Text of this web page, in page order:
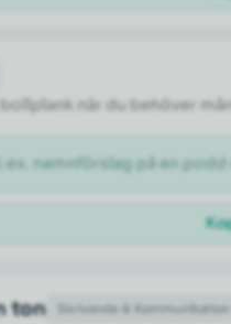
när du behöver
t.ex. namnförslag på en
Skrivande & Kommunikation
ton